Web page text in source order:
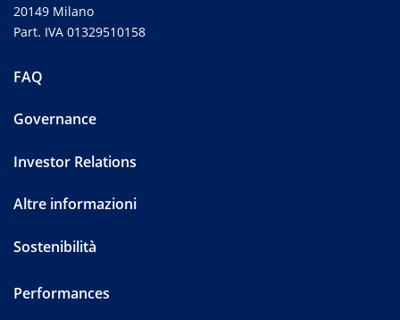
20149 Milano
Part. IVA 01329510158
FAQ
Governance
Investor Relations
Altre informazioni
Sostenibilità
Performances